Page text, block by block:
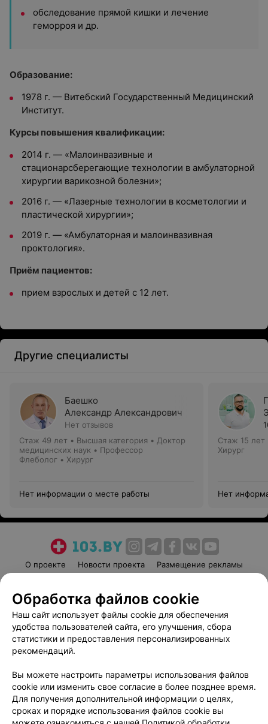
обследование прямой кишки и лечение
геморроя и др.
Образование:
1978 г. — Витебский Государственный Медицинский
Институт.
Курсы повышения квалификации:
2014 г. — «Малоинвазивные и
стационарсберегающие технологии в амбулаторной
хирургии варикозной болезни»;
2016 г. — «Лазерные технологии в косметологии и
пластической хирургии»;
2019 г. — «Амбулаторная и малоинвазивная
проктология».
Приём пациентов:
прием взрослых и детей с 12 лет.
Другие специалисты
Баешко
Александр Александрович
Нет отзывов
Стаж 49 лет • Высшая категория • Доктор
медицинских наук • Профессор
Флеболог • Хирург
Нет информации о месте работы
Стаж 15 лет
Хирург
Нет
О проекте Новости проекта
Размещение рекламы
Пользовательское соглашение
Способы оплаты
Вакансии
Партнеры
Написать руководителю 103.by
Обработка персональных данных
Обработка файлов cookie
Наш сайт использует файлы cookie для обеспечения
удобства пользователей сайта, его улучшения, сбора
статистики и предоставления персонализированных
рекомендаций.
Вы можете настроить параметры использования файлов
cookie или изменить свое согласие в более позднее время.
Для получения дополнительной информации о целях,
сроках и порядке использования файлов cookie вы